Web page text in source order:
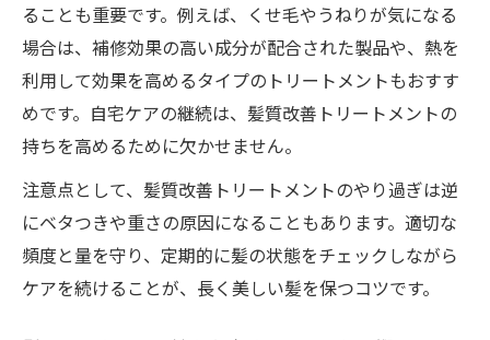
ることも重要です。例えば、くせ毛やうねりが気になる
場合は、補修効果の高い成分が配合された製品や、熱を
利用して効果を高めるタイプのトリートメントもおすす
めです。自宅ケアの継続は、髪質改善トリートメントの
持ちを高めるために欠かせません。
注意点として、髪質改善トリートメントのやり過ぎは逆
にベタつきや重さの原因になることもあります。適切な
頻度と量を守り、定期的に髪の状態をチェックしながら
ケアを続けることが、長く美しい髪を保つコツです。